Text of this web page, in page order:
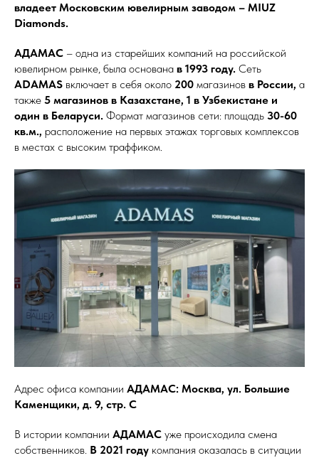
владеет Московским ювелирным заводом – MIUZ
Diamonds.
АДАМАС – одна из старейших компаний на российской
ювелирном рынке, была основана в 1993 году. Сеть
ADAMAS включает в себя около 200 магазинов в России, а
также 5 магазинов в Казахстане, 1 в Узбекистане и
один в Беларуси. Формат магазинов сети: площадь 30-60
кв.м., расположение на первых этажах торговых комплексов
в местах с высоким траффиком.
Адрес офиса компании АДАМАС: Москва, ул. Большие
Каменщики, д. 9, стр. С
В истории компании АДАМАС уже происходила смена
собственников. В 2021 году компания оказалась в ситуации